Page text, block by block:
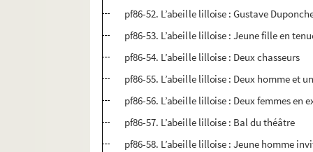
pf86-52. L’abeille lilloise : Gustave
pf86-53. L’abeille lilloise : Jeune fille en
pf86-54. L’abeille lilloise : Deux chasseurs
pf86-55. L’abeille lilloise : Deux homme et
pf86-56. L’abeille lilloise : Deux femmes
pf86-57. L’abeille lilloise : Bal du théâtre
pf86-58. L’abeille lilloise : Jeune homme